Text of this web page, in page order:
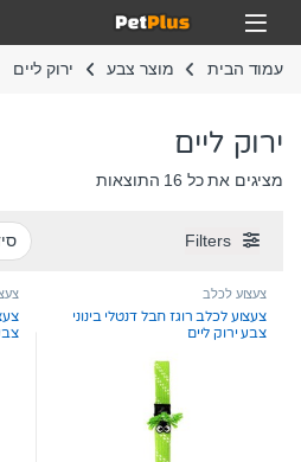
Skip to navigation
Skip to content
Open
עמוד הבית מוצר צבע ירוק ליים
ירוק ליים
מציגים את כל ⁦16⁩ התוצאות
Filters
צעצוע לכלב
צעצוע לכלב רוגז חבל דנטלי בינוני
צבע ירוק ליים